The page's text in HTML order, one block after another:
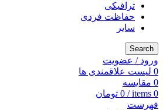
ترافیکی
حفاظت فردی
سایر
Search
ورود / عضویت
0 لیست علاقمندی ها
0 مقایسه
0
items
/
0 تومان
فهرست